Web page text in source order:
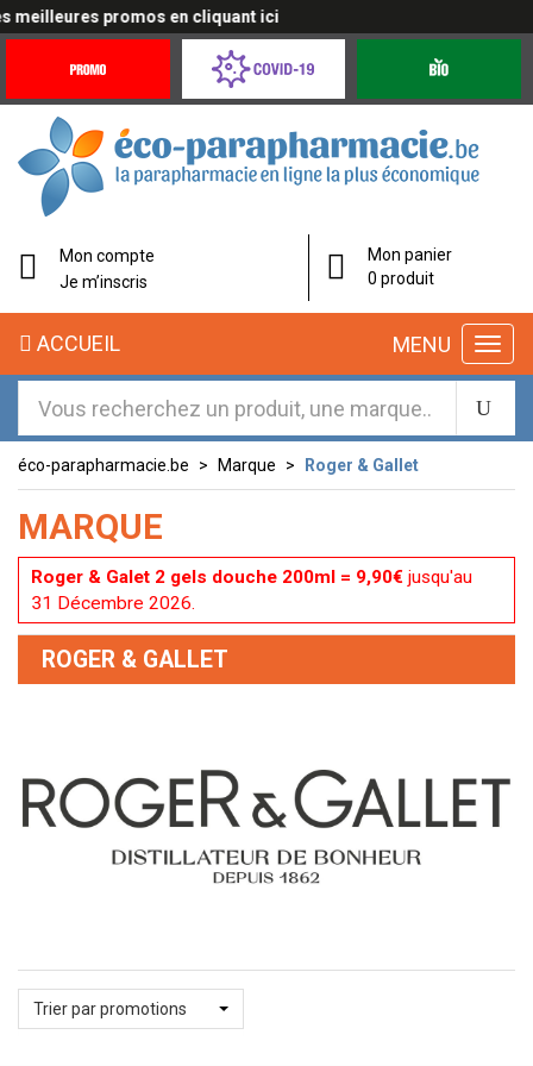
promos en cliquant ici
Offres
Coronavirus
éco-
parapharmacie.fr
éco-
parapharmacie.fr
Mon compte
Je m’inscris
Mon panier
0 produit
MENU
ACCUEIL
éco-parapharmacie.be Marque Roger & Gallet
MARQUE
Roger & Galet 2 gels douche 200ml = 9,90€ jusqu'au
31 Décembre 2026.
ROGER & GALLET
Trier par promotions